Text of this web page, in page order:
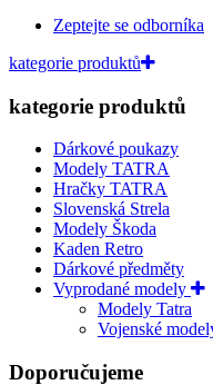
Zeptejte se odborníka
kategorie produktů
kategorie produktů
Dárkové poukazy
Modely TATRA
Hračky TATRA
Slovenská Strela
Modely Škoda
Kaden Retro
Dárkové předměty
Vyprodané modely
Modely Tatra
Vojenské
Doporučujeme